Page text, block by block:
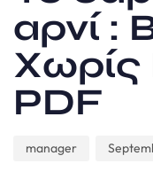
αρνί :
Χωρίς
PDF
manager